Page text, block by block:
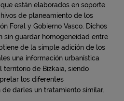
están elaborados en soporte
de planeamiento de los
Foral y Gobierno Vasco. Dichos
sin guardar homogeneidad entre
de la simple adición de los
una información urbanística
de Bizkaia, siendo
los diferentes
darles un tratamiento similar.